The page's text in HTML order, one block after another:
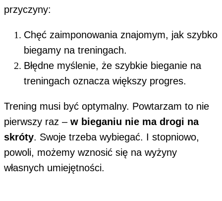
przyczyny:
Chęć zaimponowania znajomym, jak szybko
biegamy na treningach.
Błędne myślenie, że szybkie bieganie na
treningach oznacza większy progres.
Trening musi być optymalny. Powtarzam to nie
pierwszy raz – w bieganiu nie ma drogi na
skróty. Swoje trzeba wybiegać. I stopniowo,
powoli, możemy wznosić się na wyżyny
własnych umiejętności.